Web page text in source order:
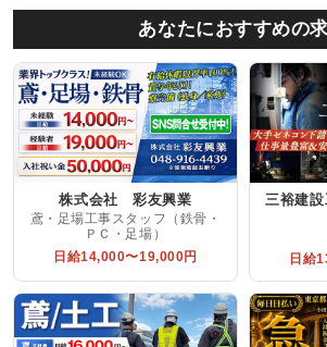
あなたにおすすめの
株式会社 彩友興業
鳶・足場工事スタッフ（鉄骨・
ＰＣ・足場）
日給14,000〜19,000円
三裕建
日給